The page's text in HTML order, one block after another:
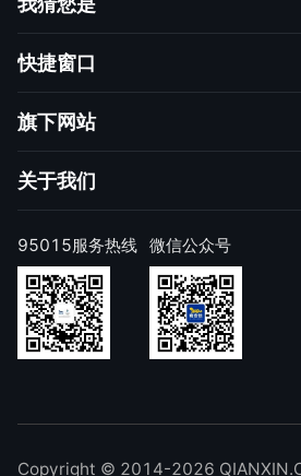
客户
合作伙伴
求职者
快捷窗口
如何购买
产品注册与激活
样本上报
奇安信天守安全软件
顽固病毒专杀工具
旗下网站
网神
技术研究院
威胁情报中心
补天漏洞响应平台
关于我们
公司简介
公司新闻
发展历程
进出口合规声明
95015服务热线 微信公众号
Copyright © 2014-2026